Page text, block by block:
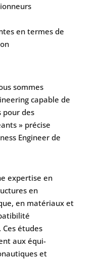
en termes de
sommes
capable de
pour des
» précise
Engineer de
expertise en
en
en matériaux et
Ces études
aux équi-
et